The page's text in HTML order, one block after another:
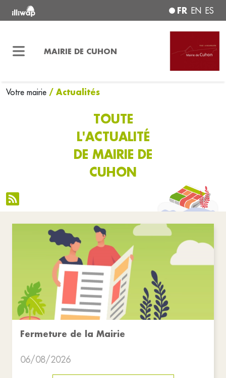
FR EN ES
MAIRIE DE CUHON
Votre mairie / Actualités
TOUTE
L'ACTUALITÉ
DE MAIRIE DE
CUHON
Fermeture de la Mairie
06/08/2026